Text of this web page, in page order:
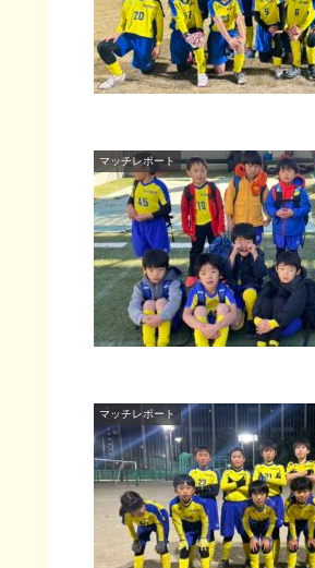
マッチレポート
マッチレポート